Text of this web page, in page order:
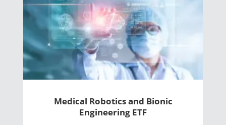
Genomics and Healthcare Innovators
ETF